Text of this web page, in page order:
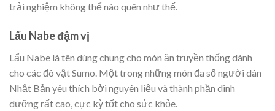
trải nghiệm không thể nào quên như thế.
Lẩu Nabe đậm vị
Lẩu Nabe là tên dùng chung cho món ăn truyền thống dành
cho các đô vật Sumo. Một trong những món đa số người dân
Nhật Bản yêu thích bởi nguyên liệu và thành phần dinh
dưỡng rất cao, cực kỳ tốt cho sức khỏe.